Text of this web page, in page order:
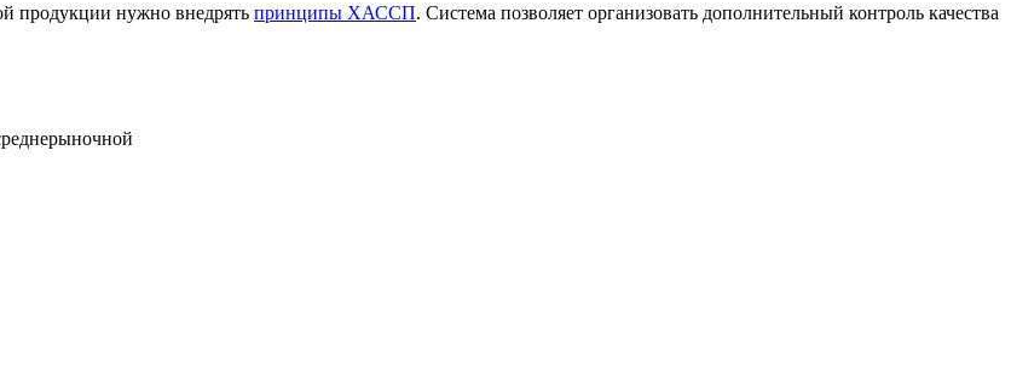
продукции нужно внедрять принципы ХАССП. Система позволяет организовать дополнительный контроль качества